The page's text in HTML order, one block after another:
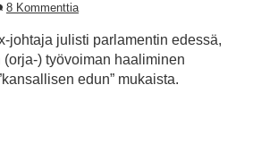
8 Kommenttia
johtaja julisti parlamentin edessä,
) työvoiman haaliminen
edun” mukaista.